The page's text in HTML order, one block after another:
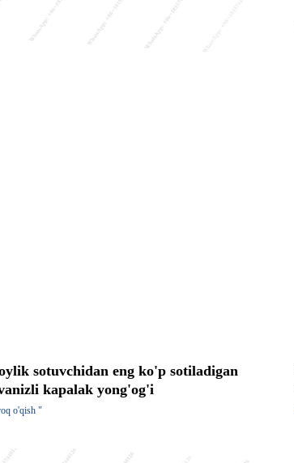
sotuvchidan eng ko'p sotiladigan
kapalak yong'og'i
o'qish "